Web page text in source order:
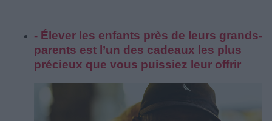
- Élever les enfants près de leurs grands-
parents est l’un des cadeaux les plus
précieux que vous puissiez leur offrir